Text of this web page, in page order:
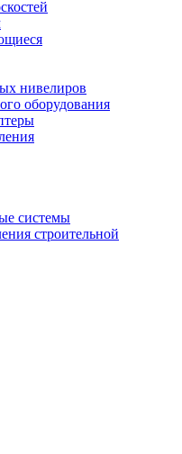
нивелиров
оборудования
системы
строительной